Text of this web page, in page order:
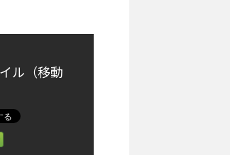
ル（移動